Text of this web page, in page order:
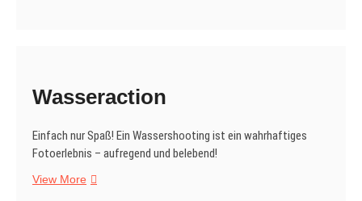
Wasseraction
Einfach nur Spaß! Ein Wassershooting ist ein wahrhaftiges
Fotoerlebnis – aufregend und belebend!
View MoreWasseraction